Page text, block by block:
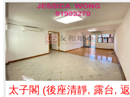
太子閣 (後座清靜, 露台, 返